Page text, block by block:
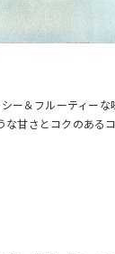
ー＆フルーティーな
な甘さとコクのある